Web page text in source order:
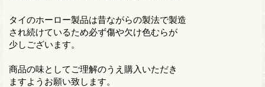
タイのホーロー製品は昔ながらの製法で製造
され続けているため必ず傷や欠け色むらが
少しございます。
商品の味としてご理解のうえ購入いただき
ますようお願い致します。